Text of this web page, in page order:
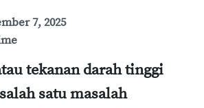
7, 2025
tekanan darah tinggi
satu masalah